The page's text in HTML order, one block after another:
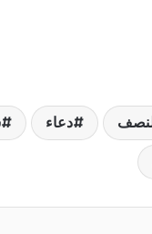
دعاء شعبان